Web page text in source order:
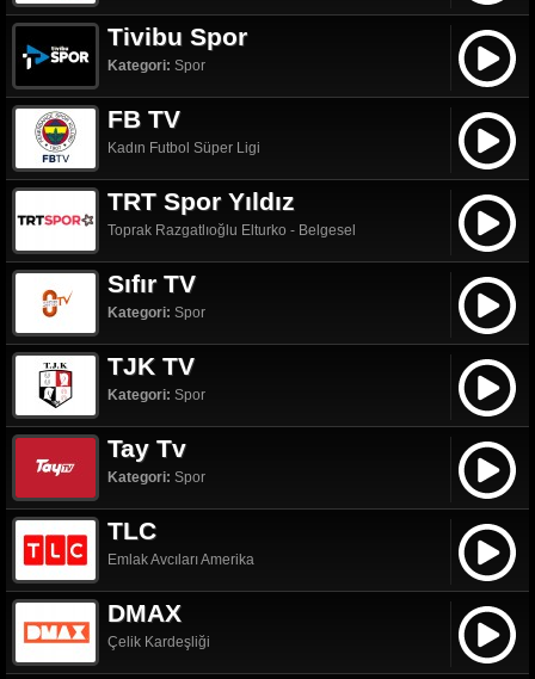
Tivibu Spor
Kategori: Spor
FB TV
Kadın Futbol Süper Ligi
TRT Spor Yıldız
Toprak Razgatlıoğlu Elturko - Belgesel
Sıfır TV
Kategori: Spor
TJK TV
Kategori: Spor
Tay Tv
Kategori: Spor
TLC
Emlak Avcıları Amerika
DMAX
Çelik Kardeşliği